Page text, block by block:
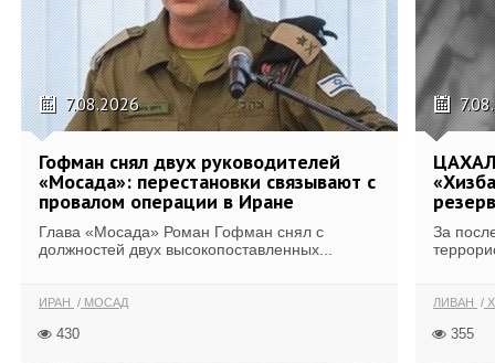
7.08.2026
Гофман снял двух руководителей
«Мосада»: перестановки связывают с
провалом операции в Иране
Глава «Мосада» Роман Гофман снял с
должностей двух высокопоставленных...
ИРАН МОСАД
430
ЦАХАЛ
За
ЛИВАН
355